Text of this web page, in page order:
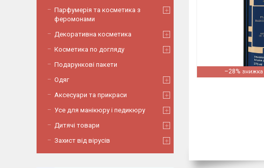
–28%
Парфумерія та косметика з
феромонами
Декоративна косметика
Косметика по догляду
Подарункові пакети
Одяг
Аксесуари та прикраси
Усе для манікюру і педикюру
Дитячі товари
Захист від вірусів